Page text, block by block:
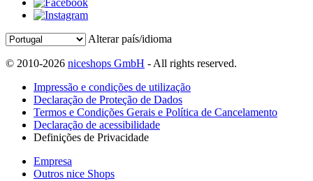
Alterar país/idioma
© 2010-2026 niceshops GmbH - All rights reserved.
Impressão e condições de utilização
Declaração de Proteção de Dados
Termos e Condições Gerais e Política de Cancelamento
Declaração de acessibilidade
Definições de Privacidade
Empresa
Outros nice Shops